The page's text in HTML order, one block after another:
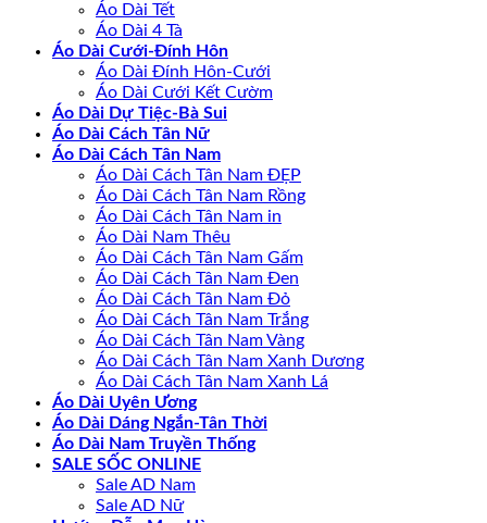
Áo Dài Tết
Áo Dài 4 Tà
Áo Dài Cưới-Đính Hôn
Áo Dài Đính Hôn-Cưới
Áo Dài Cưới Kết Cườm
Áo Dài Dự Tiệc-Bà Sui
Áo Dài Cách Tân Nữ
Áo Dài Cách Tân Nam
Áo Dài Cách Tân Nam ĐẸP
Áo Dài Cách Tân Nam Rồng
Áo Dài Cách Tân Nam in
Áo Dài Nam Thêu
Áo Dài Cách Tân Nam Gấm
Áo Dài Cách Tân Nam Đen
Áo Dài Cách Tân Nam Đỏ
Áo Dài Cách Tân Nam Trắng
Áo Dài Cách Tân Nam Vàng
Áo Dài Cách Tân Nam Xanh Dương
Áo Dài Cách Tân Nam Xanh Lá
Áo Dài Uyên Ương
Áo Dài Dáng Ngắn-Tân Thời
Áo Dài Nam Truyền Thống
SALE SỐC ONLINE
Sale AD Nam
Sale AD Nữ